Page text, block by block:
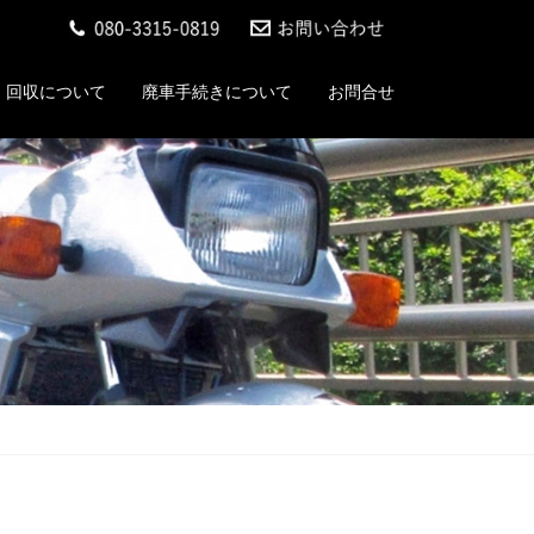
回収について 廃車手続きについて お問合せ